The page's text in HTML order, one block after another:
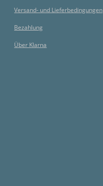
Versand- und Lieferbedingungen
Bezahlung
Über Klarna